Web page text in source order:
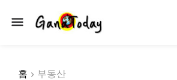
홈 부동산